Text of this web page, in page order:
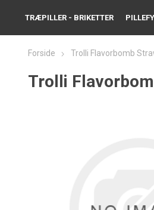
TRÆPILLER - BRIKETTER
Forside Trolli Flavorbomb
Trolli